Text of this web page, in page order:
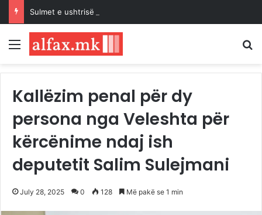
Menu
Kallëzim penal për dy
persona nga Veleshta për
kërcënime ndaj ish
deputetit Salim Sulejmani
July 28, 2025 0 128 Më pakë se 1 min